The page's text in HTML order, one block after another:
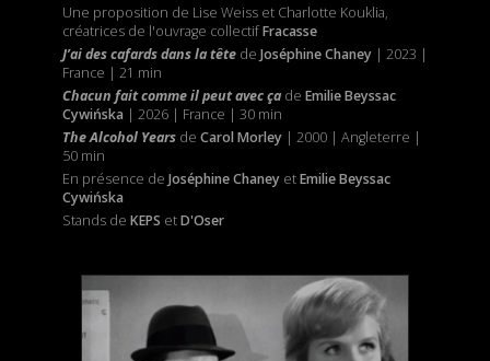
Une proposition de Lise Weiss et Charlotte Kouklia,
créatrices de l'ouvrage collectifFracasse
J’ai des cafards dans la tête de Joséphine Chaney| 2023 |
France | 21 min
Chacun fait comme il peut avec ça de Emilie Beyssac
Cywińska | 2026 | France | 30 min
The Alcohol Years de Carol Morley | 2000 | Angleterre |
50 min
En présence de Joséphine Chaney etEmilie Beyssac
Cywińska
Stands de KEPS etD'Oser